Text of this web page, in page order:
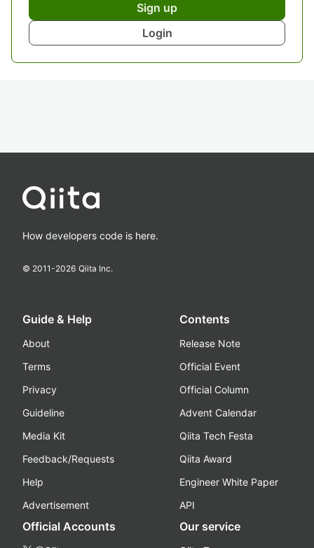
Sign up
Login
How developers code is here.
© 2011-2026 Qiita Inc.
Guide & Help
About
Terms
Privacy
Guideline
Media Kit
Feedback/Requests
Help
Advertisement
Contents
Release Note
Official Event
Official Column
Advent Calendar
Qiita Tech Festa
Qiita Award
Engineer White Paper
API
Official Accounts Our service